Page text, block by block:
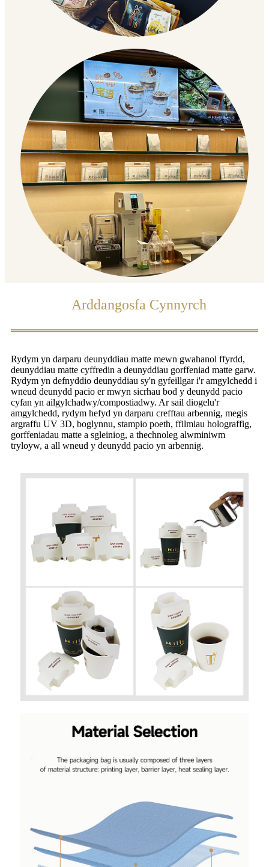
Arddangosfa Cynnyrch
Rydym yn darparu deunyddiau matte mewn gwahanol ffyrdd,
deunyddiau matte cyffredin a deunyddiau gorffeniad matte garw.
Rydym yn defnyddio deunyddiau sy'n gyfeillgar i'r amgylchedd i
wneud deunydd pacio er mwyn sicrhau bod y deunydd pacio
cyfan yn ailgylchadwy/compostiadwy. Ar sail diogelu'r
amgylchedd, rydym hefyd yn darparu crefftau arbennig, megis
argraffu UV 3D, boglynnu, stampio poeth, ffilmiau holograffig,
gorffeniadau matte a sgleiniog, a thechnoleg alwminiwm
tryloyw, a all wneud y deunydd pacio yn arbennig.